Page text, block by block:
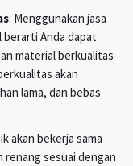
: Menggunakan jasa
Anda dapat
material berkualitas
akan
lama, dan bebas
akan bekerja sama
renang sesuai dengan